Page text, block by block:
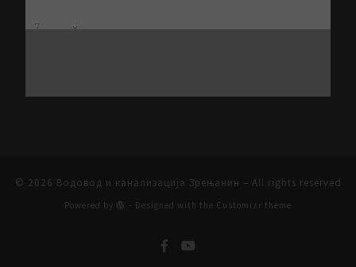
© 2026 Водовод и канализација Зрењанин – All rights reserved
Powered by – Designed with the Customizr theme